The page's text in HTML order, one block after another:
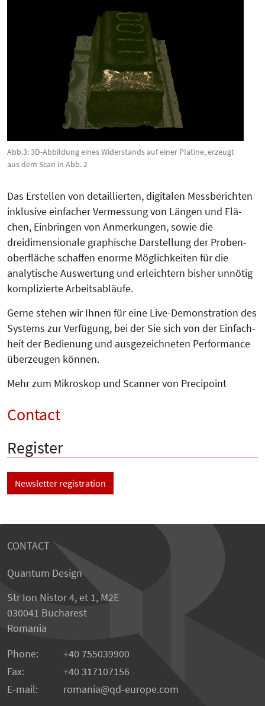
Abb.3: 3D-Abbildung eines Widerstands auf einer Platine, erzeugt
aus dem Scan in Abb. 2
Das Erstellen von detaillierten, digitalen Messberichten
inklusive einfa­cher Vermessung von Längen und Flä­­­
chen, Einbringen von An­mer­kun­gen, sowie die
dreidimensionale gra­phi­sche Darstellung der Proben­
ober­flä­che schaffen enorme Mög­lich­keiten für die
analytische Aus­wertung und er­leichtern bisher unnötig
komplizier­te Arbeitsabläufe.
Gerne stehen wir Ihnen für eine Live-Demonstration des
Sys­­tems zur Ver­fügung, bei der Sie sich von der Ein­fach­
heit der Bedienung und aus­ge­zeich­neten Per­formance
überzeugen können.
Mehr zum Mikroskop und Scanner von Precipoint
Contact
Register
Newsletter registration
CONTACT
Quantum Design
Str Ion Nistor 4, et 1, M2E
030041 Bucharest
Romania
Phone:
+40 755039900
Fax:
+40 317107156
E-mail:
romania qd-europe.com